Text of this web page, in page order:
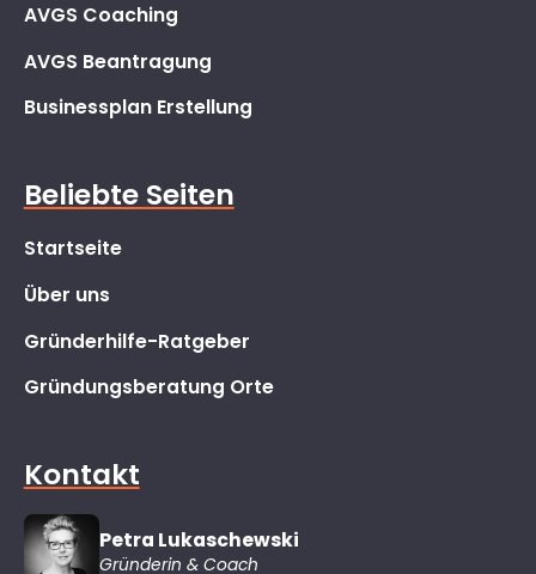
AVGS Coaching
AVGS Beantragung
Businessplan Erstellung
Beliebte Seiten
Startseite
Über uns
Gründerhilfe-Ratgeber
Gründungsberatung Orte
Kontakt
Petra Lukaschewski
Gründerin & Coach